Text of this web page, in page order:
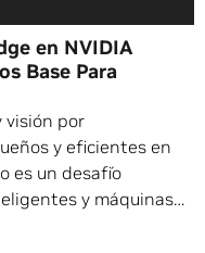
en NVIDIA
Base Para
visión por
y eficientes en
es un desafío
y máquinas…